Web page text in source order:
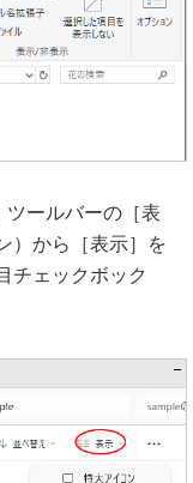
ツールバーの［表
）から［表示］を
チェックボック